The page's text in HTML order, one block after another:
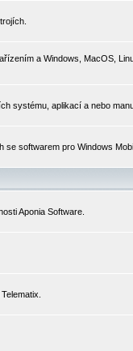
a Windows, MacOS,
systému, aplikací a nebo
se softwarem pro Windows
Aponia Software.